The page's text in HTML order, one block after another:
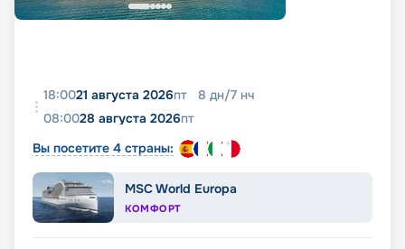
18:0021 августа 2026пт 8 дн/7 нч
08:0028 августа 2026пт
Вы посетите 4 страны:
MSC World Europa
КОМФОРТ